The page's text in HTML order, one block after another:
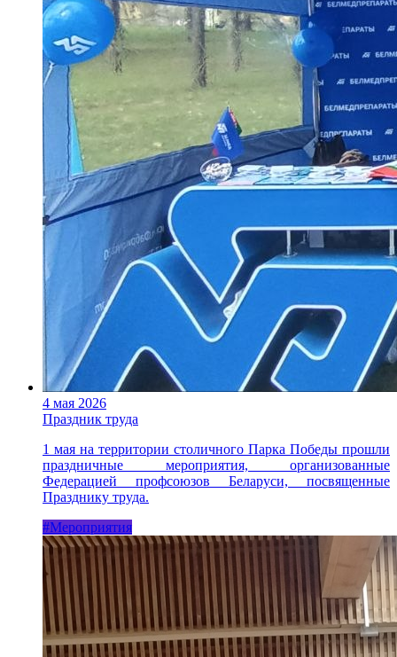
4 мая 2026
Праздник труда
1 мая на территории столичного Парка Победы прошли
праздничные мероприятия, организованные
Федерацией профсоюзов Беларуси, посвященные
Празднику труда.
#Мероприятия